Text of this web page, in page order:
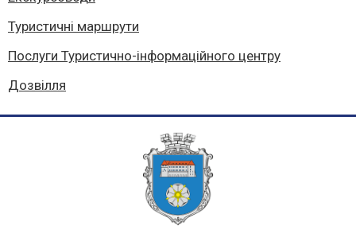
Туристичні маршрути
Послуги Туристично-інформаційного центру
Дозвілля